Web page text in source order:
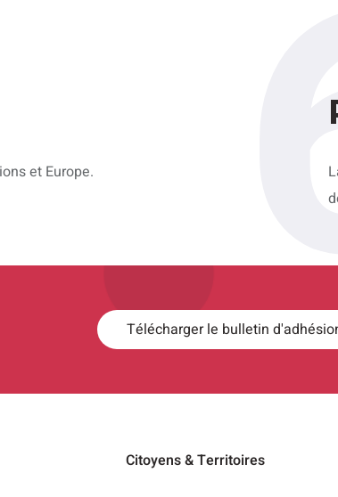
et Europe.
Télécharger le bulletin
Citoyens & Territoires